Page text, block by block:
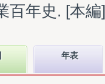
百年史. [本編
年表